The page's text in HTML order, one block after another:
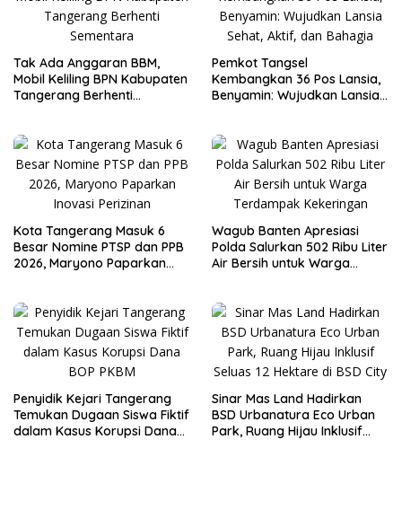
Tak Ada Anggaran BBM,
Mobil Keliling BPN Kabupaten
Tangerang Berhenti
Pemkot Tangsel
Kembangkan 36 Pos Lansia,
Benyamin: Wujudkan Lansia
Kota Tangerang Masuk 6
Besar Nomine PTSP dan PPB
2026, Maryono Paparkan
Wagub Banten Apresiasi
Polda Salurkan 502 Ribu Liter
Air Bersih untuk Warga
Penyidik Kejari Tangerang
Temukan Dugaan Siswa Fiktif
dalam Kasus Korupsi Dana
Sinar Mas Land Hadirkan
BSD Urbanatura Eco Urban
Park, Ruang Hijau Inklusif